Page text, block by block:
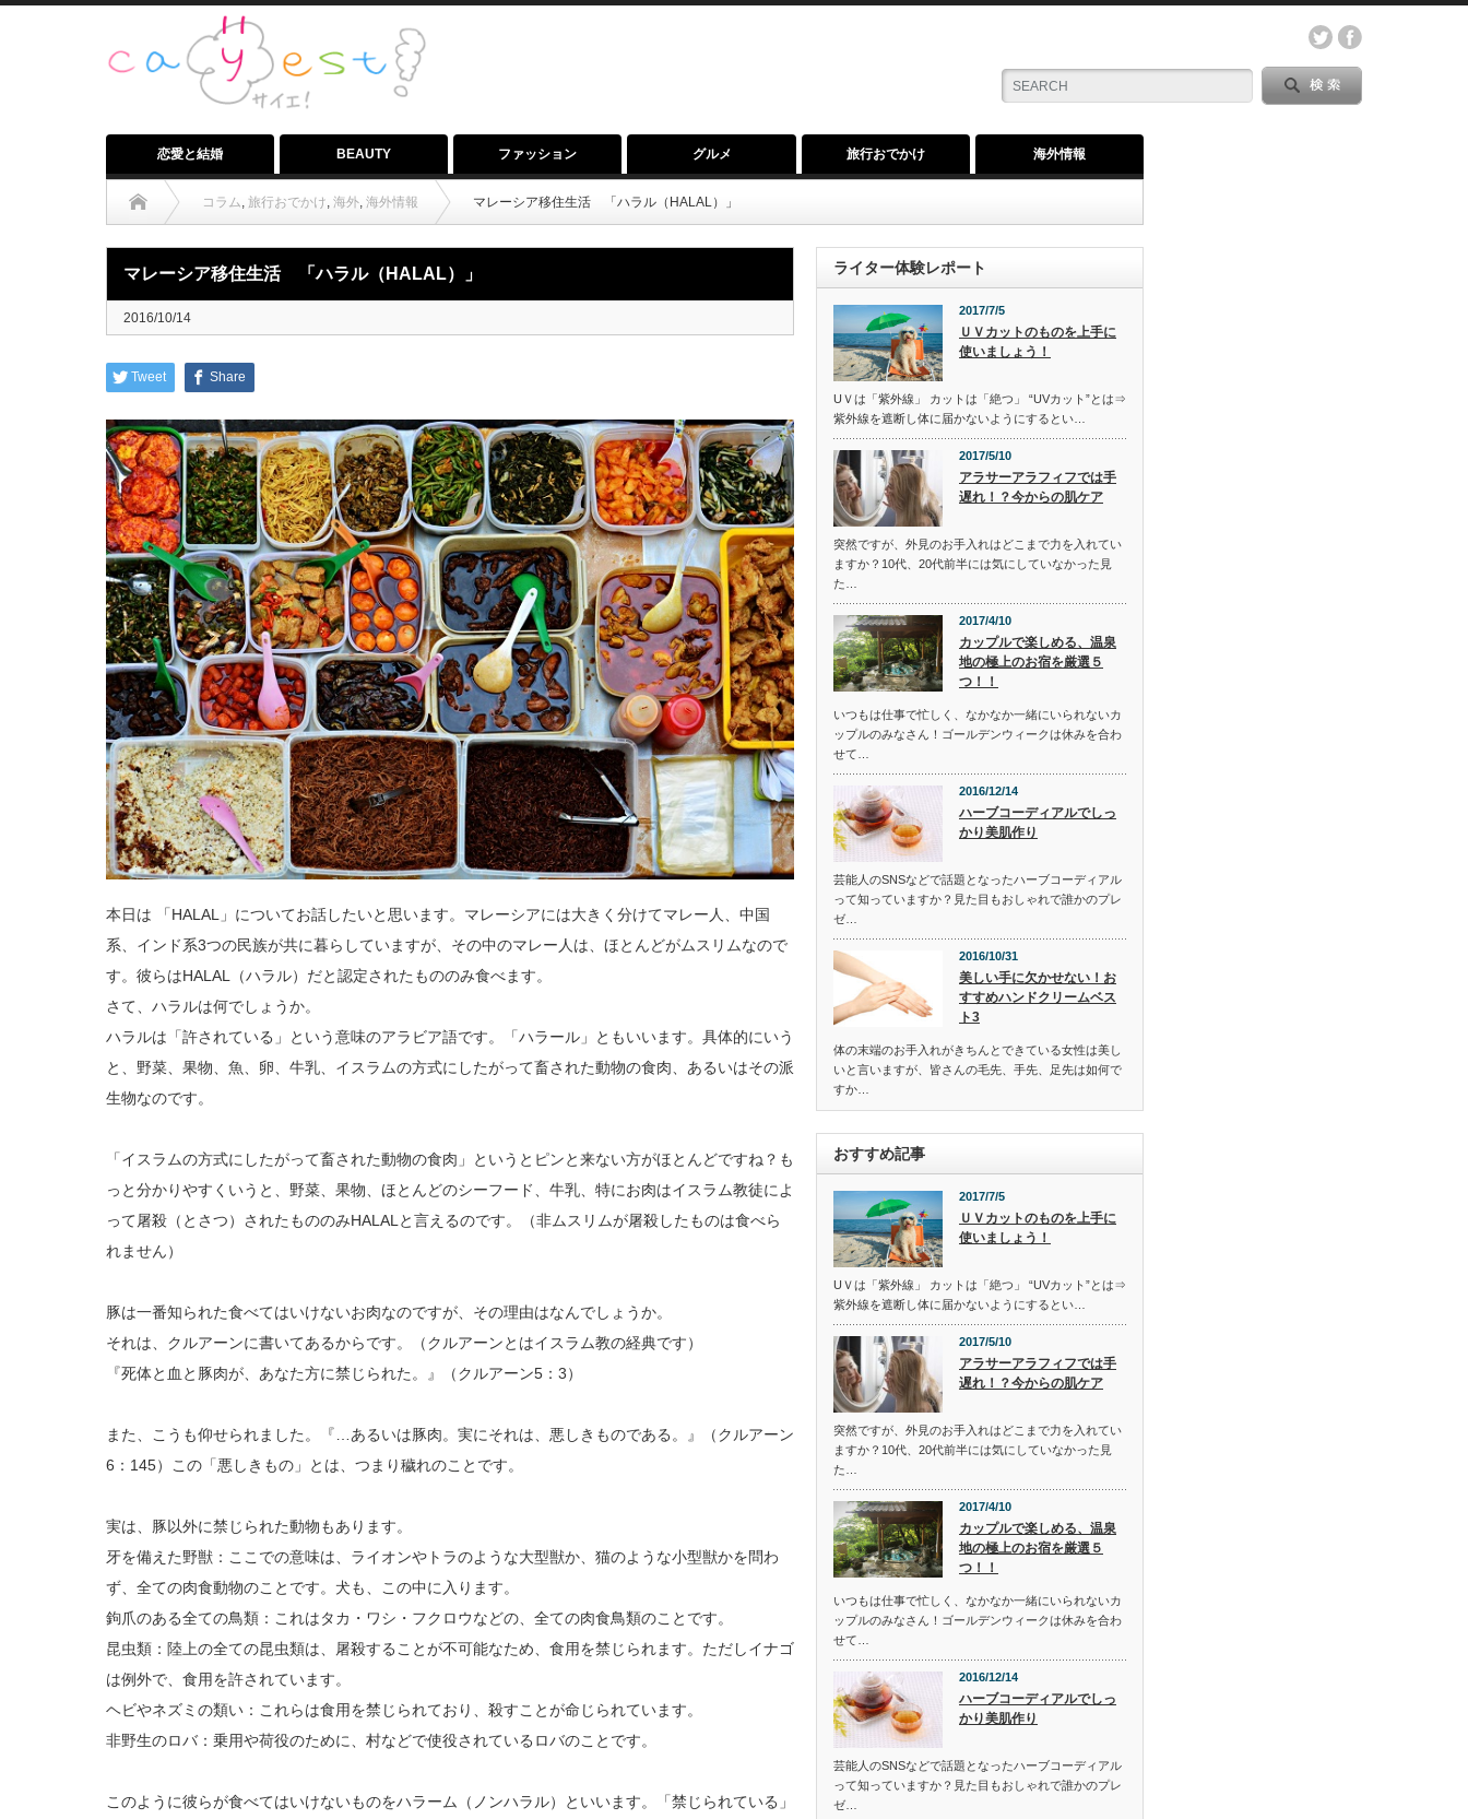
恋愛と結婚 BEAUTY ファッション グルメ 旅行おでかけ 海外情報
コラム, 旅行おでかけ, 海外, 海外情報 マレーシア移住生活 「ハラル（HALAL）」
マレーシア移住生活 「ハラル（HALAL）」
2016/10/14
Tweet Share
本日は 「HALAL」についてお話したいと思います。マレーシアには大きく分けてマレー人、中国
系、インド系3つの民族が共に暮らしていますが、その中のマレー人は、ほとんどがムスリムなので
す。彼らはHALAL（ハラル）だと認定されたもののみ食べます。
さて、ハラルは何でしょうか。
ハラルは「許されている」という意味のアラビア語です。「ハラール」ともいいます。具体的にいう
と、野菜、果物、魚、卵、牛乳、イスラムの方式にしたがって畜された動物の食肉、あるいはその派
生物なのです。
「イスラムの方式にしたがって畜された動物の食肉」というとピンと来ない方がほとんどですね？も
っと分かりやすくいうと、野菜、果物、ほとんどのシーフード、牛乳、特にお肉はイスラム教徒によ
って屠殺（とさつ）されたもののみHALALと言えるのです。（非ムスリムが屠殺したものは食べら
れません）
豚は一番知られた食べてはいけないお肉なのですが、その理由はなんでしょうか。
それは、クルアーンに書いてあるからです。（クルアーンとはイスラム教の経典です）
『死体と血と豚肉が、あなた方に禁じられた。』（クルアーン5：3）
また、こうも仰せられました。『…あるいは豚肉。実にそれは、悪しきものである。』（クルアーン
6：145）この「悪しきもの」とは、つまり穢れのことです。
実は、豚以外に禁じられた動物もあります。
牙を備えた野獣：ここでの意味は、ライオンやトラのような大型獣か、猫のような小型獣かを問わ
ず、全ての肉食動物のことです。犬も、この中に入ります。
鉤爪のある全ての鳥類：これはタカ・ワシ・フクロウなどの、全ての肉食鳥類のことです。
昆虫類：陸上の全ての昆虫類は、屠殺することが不可能なため、食用を禁じられます。ただしイナゴ
は例外で、食用を許されています。
ヘビやネズミの類い：これらは食用を禁じられており、殺すことが命じられています。
非野生のロバ：乗用や荷役のために、村などで使役されているロバのことです。
このように彼らが食べてはいけないものをハラーム（ノンハラル）といいます。「禁じられている」
ライター体験レポート
2017/7/5
ＵＶカットのものを上手に
使いましょう！
UＶは「紫外線」 カットは「絶つ」 “UVカット”とは⇒
紫外線を遮断し体に届かないようにするとい…
2017/5/10
アラサーアラフィフでは手
遅れ！？今からの肌ケア
突然ですが、外見のお手入れはどこまで力を入れてい
ますか？10代、20代前半には気にしていなかった見
た…
2017/4/10
カップルで楽しめる、温泉
地の極上のお宿を厳選５
つ！！
いつもは仕事で忙しく、なかなか一緒にいられないカ
ップルのみなさん！ゴールデンウィークは休みを合わ
せて…
2016/12/14
ハーブコーディアルでしっ
かり美肌作り
芸能人のSNSなどで話題となったハーブコーディアル
って知っていますか？見た目もおしゃれで誰かのプレ
ゼ…
2016/10/31
美しい手に欠かせない！お
すすめハンドクリームベス
ト3
体の末端のお手入れがきちんとできている女性は美し
いと言いますが、皆さんの毛先、手先、足先は如何で
すか…
おすすめ記事
2017/7/5
ＵＶカットのものを上手に
使いましょう！
UＶは「紫外線」 カットは「絶つ」 “UVカット”とは⇒
紫外線を遮断し体に届かないようにするとい…
2017/5/10
アラサーアラフィフでは手
遅れ！？今からの肌ケア
突然ですが、外見のお手入れはどこまで力を入れてい
ますか？10代、20代前半には気にしていなかった見
た…
2017/4/10
カップルで楽しめる、温泉
地の極上のお宿を厳選５
つ！！
いつもは仕事で忙しく、なかなか一緒にいられないカ
ップルのみなさん！ゴールデンウィークは休みを合わ
せて…
2016/12/14
ハーブコーディアルでしっ
かり美肌作り
芸能人のSNSなどで話題となったハーブコーディアル
って知っていますか？見た目もおしゃれで誰かのプレ
ゼ…